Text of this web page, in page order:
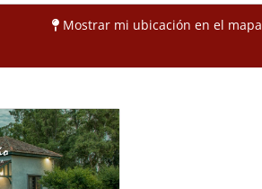
Mostrar mi ubicación en el mapa